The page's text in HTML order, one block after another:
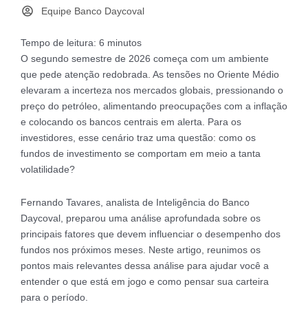
Equipe Banco Daycoval
Tempo de leitura: 6 minutos
O segundo semestre de 2026 começa com um ambiente
que pede atenção redobrada. As tensões no Oriente Médio
elevaram a incerteza nos mercados globais, pressionando o
preço do petróleo, alimentando preocupações com a inflação
e colocando os bancos centrais em alerta. Para os
investidores, esse cenário traz uma questão: como os
fundos de investimento se comportam em meio a tanta
volatilidade?
Fernando Tavares, analista de Inteligência do Banco
Daycoval, preparou uma análise aprofundada sobre os
principais fatores que devem influenciar o desempenho dos
fundos nos próximos meses. Neste artigo, reunimos os
pontos mais relevantes dessa análise para ajudar você a
entender o que está em jogo e como pensar sua carteira
para o período.